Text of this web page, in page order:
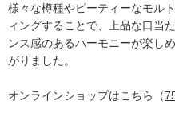
様々な樽種やピーティーなモル
ィングすることで、上品な口当
ンス感のあるハーモニーが楽し
がりました。
オンラインショップはこちら（